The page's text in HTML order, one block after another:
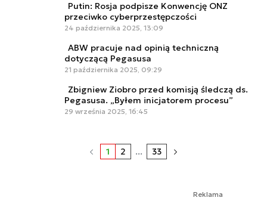
Putin: Rosja podpisze Konwencję ONZ
przeciwko cyberprzestępczości
24 października 2025, 13:09
ABW pracuje nad opinią techniczną
dotyczącą Pegasusa
21 października 2025, 09:29
Zbigniew Ziobro przed komisją śledczą ds.
Pegasusa. „Byłem inicjatorem procesu”
29 września 2025, 16:45
1 2 ... 33
Reklama